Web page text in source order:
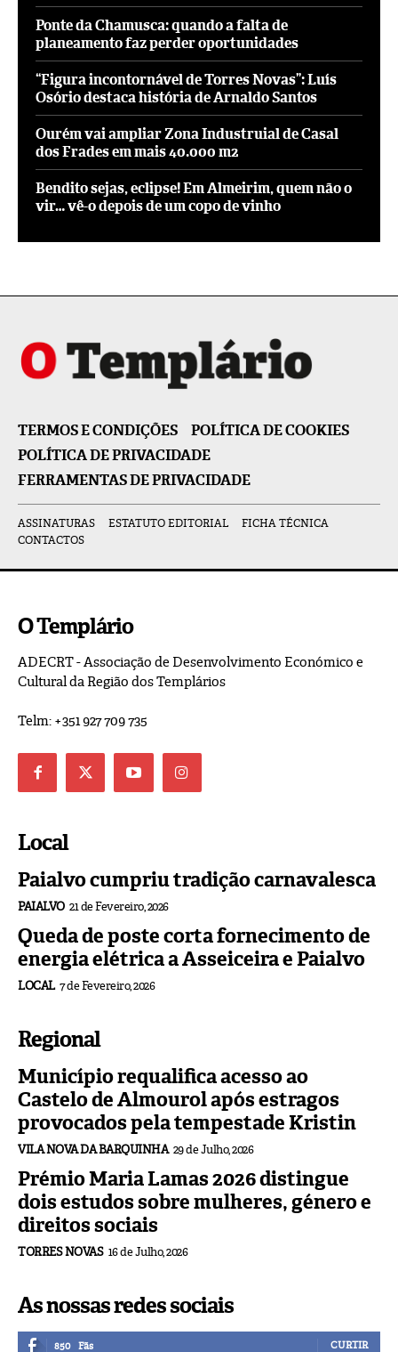
Ponte da Chamusca: quando a falta de
planeamento faz perder oportunidades
“Figura incontornável de Torres Novas”: Luís
Osório destaca história de Arnaldo Santos
Ourém vai ampliar Zona Industruial de Casal
dos Frades em mais 40.000 m2
Bendito sejas, eclipse! Em Almeirim, quem não o
vir… vê-o depois de um copo de vinho
TERMOS E CONDIÇÕES
POLÍTICA DE COOKIES
POLÍTICA DE PRIVACIDADE
FERRAMENTAS DE PRIVACIDADE
ASSINATURAS ESTATUTO EDITORIAL
FICHA TÉCNICA
CONTACTOS
O Templário
ADECRT - Associação de Desenvolvimento Económico e
Cultural da Região dos Templários
Telm: +351 927 709 735
Local
Paialvo cumpriu tradição carnavalesca
PAIALVO 21 de Fevereiro, 2026
Queda de poste corta fornecimento de
energia elétrica a Asseiceira e Paialvo
LOCAL 7 de Fevereiro, 2026
Regional
Município requalifica acesso ao
Castelo de Almourol após estragos
provocados pela tempestade Kristin
VILA NOVA DA BARQUINHA 29 de Julho, 2026
Prémio Maria Lamas 2026 distingue
dois estudos sobre mulheres, género e
direitos sociais
TORRES NOVAS 16 de Julho, 2026
As nossas redes sociais
850 Fãs CURTIR